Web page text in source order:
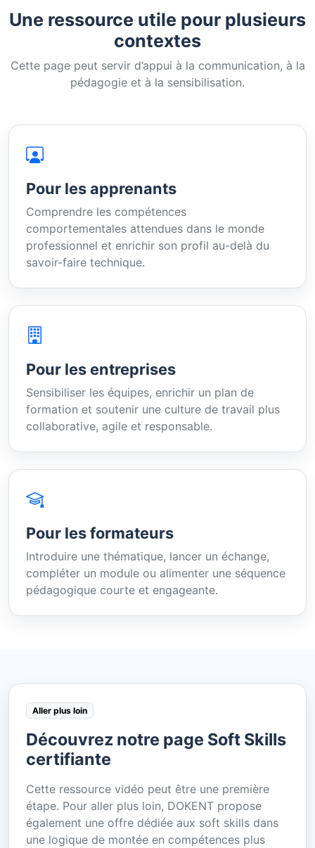
Une ressource utile pour plusieurs
contextes
Cette page peut servir d’appui à la communication, à la
pédagogie et à la sensibilisation.
Pour les apprenants
Comprendre les compétences
comportementales attendues dans le monde
professionnel et enrichir son profil au-delà du
savoir-faire technique.
Pour les entreprises
Sensibiliser les équipes, enrichir un plan de
formation et soutenir une culture de travail plus
collaborative, agile et responsable.
Pour les formateurs
Introduire une thématique, lancer un échange,
compléter un module ou alimenter une séquence
pédagogique courte et engageante.
Aller plus loin
Découvrez notre page Soft Skills
certifiante
Cette ressource vidéo peut être une première
étape. Pour aller plus loin, DOKENT propose
également une offre dédiée aux soft skills dans
une logique de montée en compétences plus